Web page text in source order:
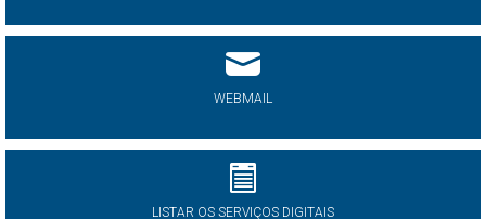
WEBMAIL
LISTAR OS SERVIÇOS DIGITAIS